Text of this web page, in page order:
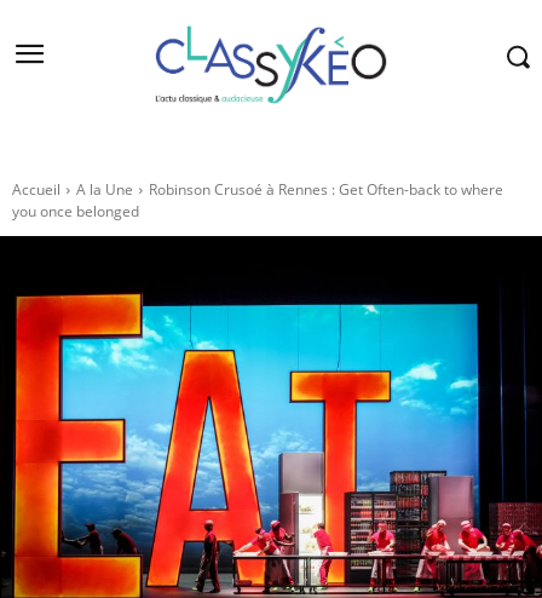
Accueil A la Une
Robinson Crusoé à Rennes : Get Often-back to where
you once belonged